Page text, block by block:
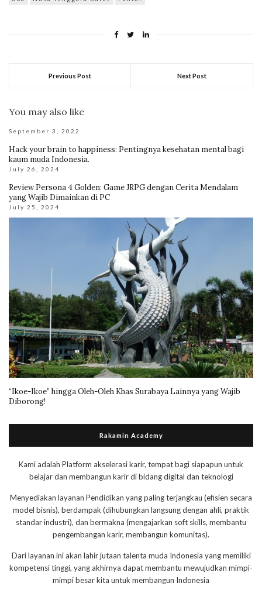
Previous Post Next Post
You may also like
September 3, 2022
Hack your brain to happiness: Pentingnya kesehatan mental bagi
kaum muda Indonesia.
July 26, 2024
Review Persona 4 Golden: Game JRPG dengan Cerita Mendalam
yang Wajib Dimainkan di PC
July 25, 2024
“Ikoe-Ikoe” hingga Oleh-Oleh Khas Surabaya Lainnya yang Wajib
Diborong!
Rakamin Academy
Kami adalah Platform akselerasi karir, tempat bagi siapapun untuk
belajar dan membangun karir di bidang digital dan teknologi
Menyediakan layanan Pendidikan yang paling terjangkau (efisien secara
model bisnis), berdampak (dihubungkan langsung dengan ahli, praktik
standar industri), dan bermakna (mengajarkan soft skills, membantu
pengembangan karir, membangun komunitas).
Dari layanan ini akan lahir jutaan talenta muda Indonesia yang memiliki
kompetensi tinggi, yang akhirnya dapat membantu mewujudkan mimpi-
mimpi besar kita untuk membangun Indonesia